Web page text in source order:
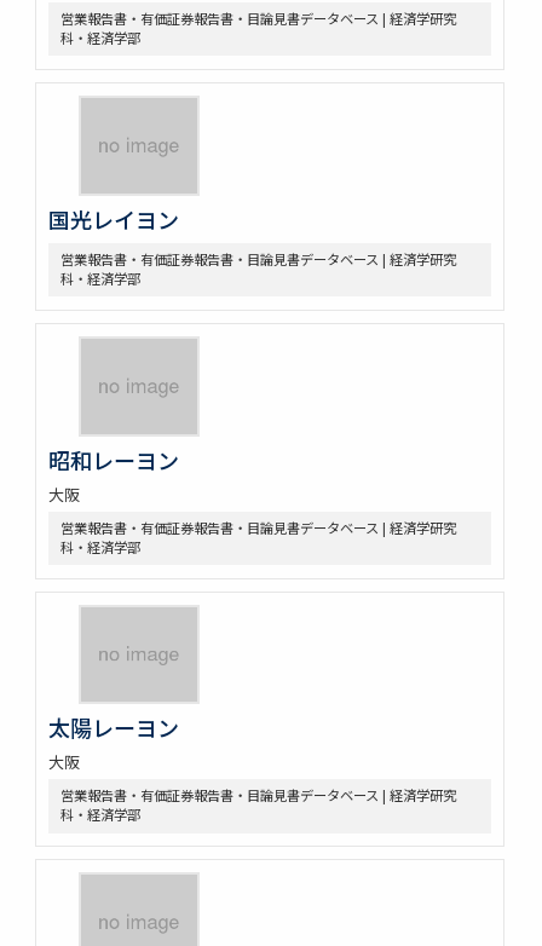
営業報告書・有価証券報告書・目論見書データベース | 経済学研究
科・経済学部
国光レイヨン
営業報告書・有価証券報告書・目論見書データベース | 経済学研究
科・経済学部
昭和レーヨン
大阪
営業報告書・有価証券報告書・目論見書データベース | 経済学研究
科・経済学部
太陽レーヨン
大阪
営業報告書・有価証券報告書・目論見書データベース | 経済学研究
科・経済学部